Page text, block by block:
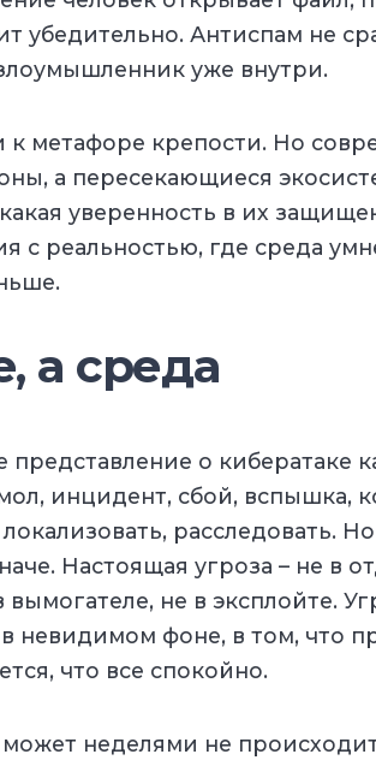
убедительно. Антиспам не
уже внутри.
метафоре крепости. Но
а пересекающиеся
уверенность в их
с реальностью, где среда
а среда
представление о кибератаке
инцидент, сбой, вспышка,
расследовать. Но
Настоящая угроза – не в
не в эксплойте.
невидимом фоне, в том, что
что все спокойно.
неделями не